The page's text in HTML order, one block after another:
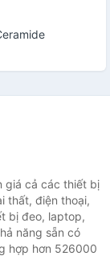
giá cả các thiết bị
thất, điện thoại,
bị đeo, laptop,
năng sẵn có
hợp hơn 526000